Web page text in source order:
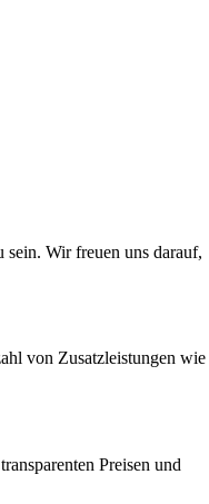
sein. Wir freuen uns darauf,
von Zusatzleistungen wie
Preisen und